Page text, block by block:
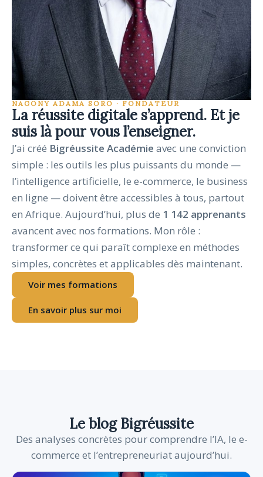
NAGONY ADAMA SORO · FONDATEUR
La réussite digitale s’apprend. Et je
suis là pour vous l’enseigner.
J’ai créé Bigréussite Académie avec une conviction
simple : les outils les plus puissants du monde —
l’intelligence artificielle, le e-commerce, le business
en ligne — doivent être accessibles à tous, partout
en Afrique. Aujourd’hui, plus de 1 142 apprenants
avancent avec nos formations. Mon rôle :
transformer ce qui paraît complexe en méthodes
simples, concrètes et applicables dès maintenant.
Voir mes formations
En savoir plus sur moi
Le blog Bigréussite
Des analyses concrètes pour comprendre l’IA, le e-
commerce et l’entrepreneuriat aujourd’hui.